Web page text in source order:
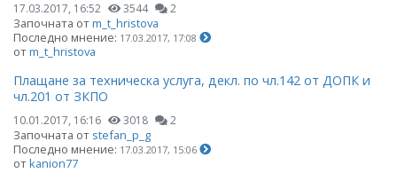
17.03.2017, 16:52 3544 2
Започната отm_t_hristova
Последно мнение: 17.03.2017, 17:08
отm_t_hristova
Плащане за техническа услуга, декл. по чл.142 от ДОПК и
чл.201 от ЗКПО
10.01.2017, 16:16 3018 2
Започната от stefan_p_g
Последно мнение: 17.03.2017, 15:06
отkanion77